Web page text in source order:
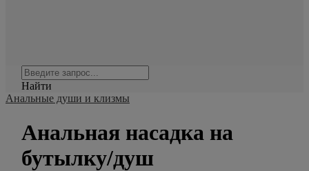
Найти
Анальные души и клизмы
Анальная насадка на
бутылку/душ